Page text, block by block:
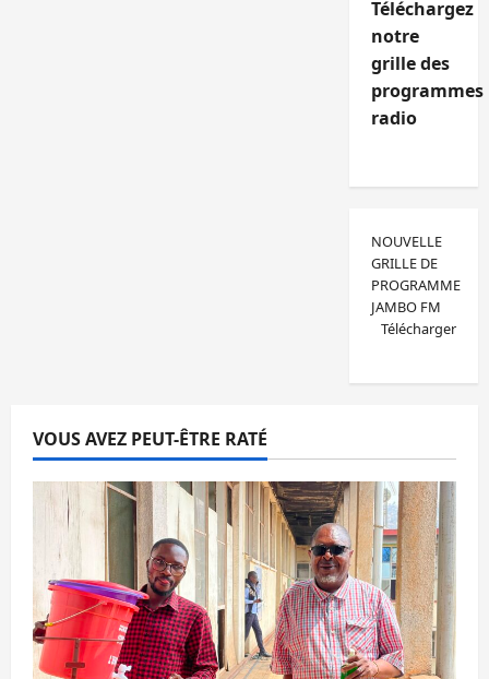
Téléchargez
notre
grille des
programmes
radio
NOUVELLE
GRILLE DE
PROGRAMME
JAMBO FM
Télécharger
VOUS AVEZ PEUT-ÊTRE RATÉ